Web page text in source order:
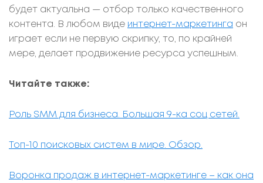
будет актуальна — отбор только качественного
контента. В любом виде интернет-маркетинга он
играет если не первую скрипку, то, по крайней
мере, делает продвижение ресурса успешным.
Читайте также:
Роль SMM для бизнеса. Большая 9-ка соц сетей.
Топ-10 поисковых систем в мире. Обзор.
Воронка продаж в интернет-маркетинге – как она